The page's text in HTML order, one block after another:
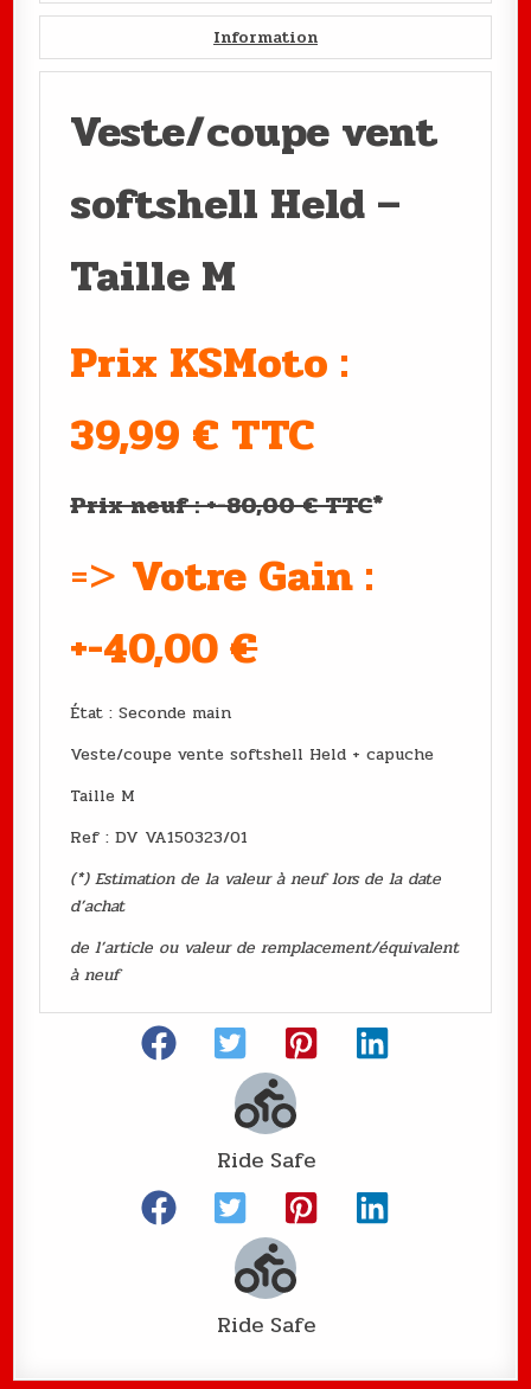
Information
Veste/coupe vent
softshell Held –
Taille M
Prix KSMoto :
39,99 € TTC
Prix neuf : +-80,00 € TTC*
=> Votre Gain :
+-40,00€
État : Seconde main
Veste/coupe vente softshell Held + capuche
Taille M
Ref : DV VA150323/01
(*) Estimation de la valeur à neuf lors de la date
d’achat
de l’article ou valeur de remplacement/équivalent
à neuf
Ride Safe
Ride Safe